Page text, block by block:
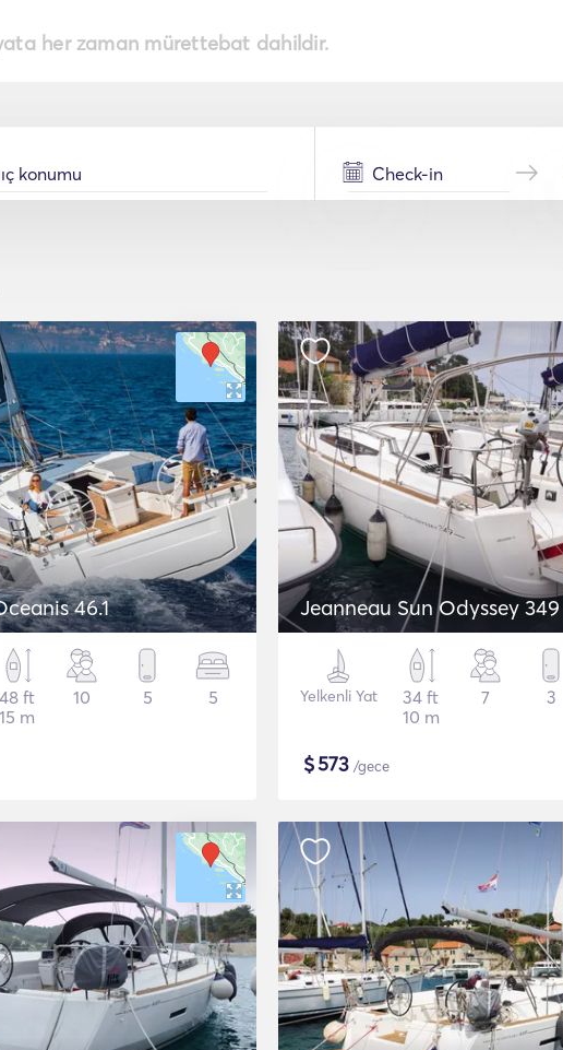
her zaman mürettebat dahildir.
46.1
48 ft
15 m
10 5 5
Jeanneau Sun Odyssey 349
Yelkenli Yat
34 ft
10 m
7 3
$573 /gece